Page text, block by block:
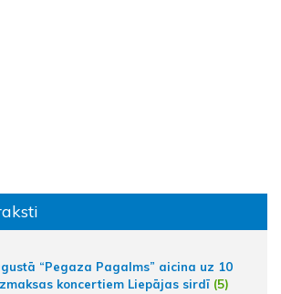
“Pegaza Pagalms” aicina uz 10
koncertiem Liepājas sirdī (5)